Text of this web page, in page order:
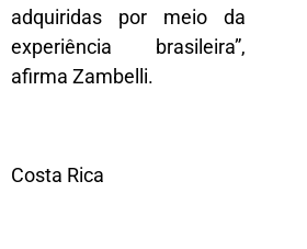
adquiridas por meio da
experiência brasileira”,
afirma Zambelli.
Costa Rica